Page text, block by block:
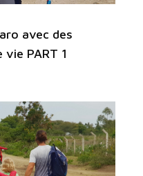
avec des
PART 1